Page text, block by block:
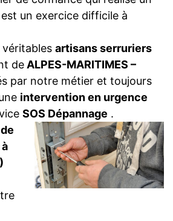
est un exercice difficile à
véritables artisans serruriers
deALPES-MARITIMES –
par notre métier et toujours
intervention en urgence
SOS Dépannage .